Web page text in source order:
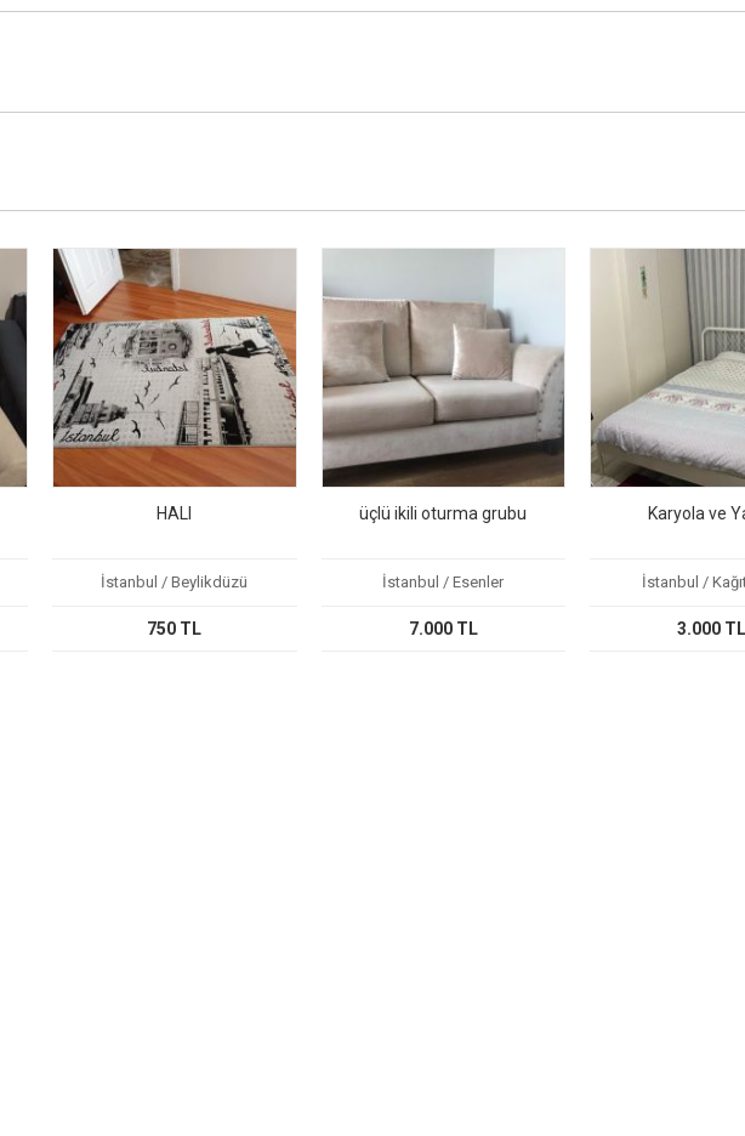
HALI
İstanbul / Beylikdüzü
750 TL
üçlü ikili oturma grubu
İstanbul / Esenler
7.000 TL
Karyola ve
İstanbul /
3.000 TL